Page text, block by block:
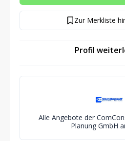
Zur Merkliste
Profil
Alle Angebote der
Planung GmbH